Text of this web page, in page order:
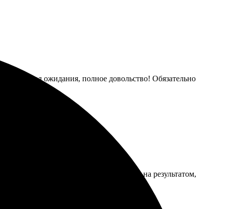
превзошел ожидания, полное довольство! Обязательно
все просто, все легко. Очень довольна результатом,